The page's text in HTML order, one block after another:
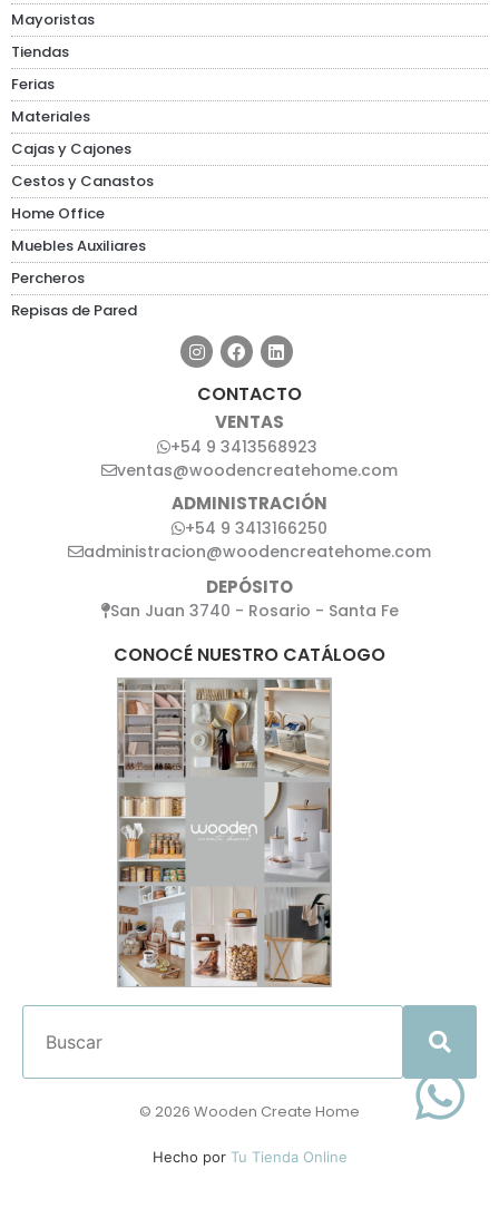
Mayoristas
Tiendas
Ferias
Materiales
Cajas y Cajones
Cestos y Canastos
Home Office
Muebles Auxiliares
Percheros
Repisas de Pared
CONTACTO
VENTAS
+54 9 3413568923
ventas@woodencreatehome.com
ADMINISTRACIÓN
+54 9 3413166250
administracion@woodencreatehome.com
DEPÓSITO
San Juan 3740 - Rosario - Santa Fe
CONOCÉ NUESTRO CATÁLOGO
© 2026 Wooden Create Home
Hecho por Tu Tienda Online